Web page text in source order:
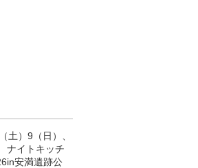
土）9（日）、
ナイトキッチ
安満遺跡公